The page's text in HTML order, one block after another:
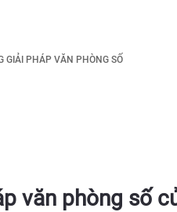
GIẢI PHÁP VĂN PHÒNG SỐ
văn phòng số